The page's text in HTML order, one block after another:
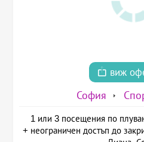
виж
София
1 или 3 посещения по
+ неограничен достъп до